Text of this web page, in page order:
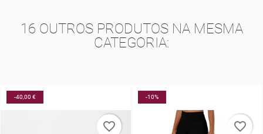
16 OUTROS PRODUTOS NA MESMA
CATEGORIA:
-10%
favorite_border
-40%
favorite_border